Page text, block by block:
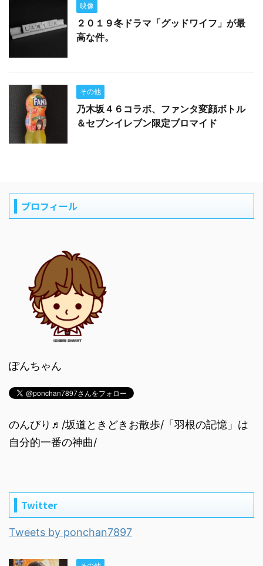
映像
２０１９冬ドラマ「グッドワイフ」が最
高な件。
その他
乃木坂４６コラボ、ファンタ変顔ボトル
＆セブンイレブン限定ブロマイド
プロフィール
ぽんちゃん
のんびり♬/坂道ときどきお散歩/「羽根の記憶」は
自分的一番の神曲/
Twitter
Tweets by ponchan7897